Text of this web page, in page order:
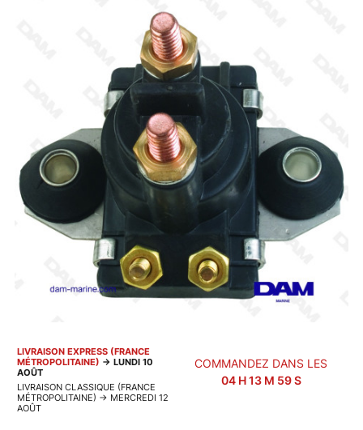
LIVRAISON EXPRESS (FRANCE
MÉTROPOLITAINE) → LUNDI 10
AOÛT
LIVRAISON CLASSIQUE (FRANCE
MÉTROPOLITAINE) → MERCREDI 12
AOÛT
COMMANDEZ DANS LES
04H13M 59S